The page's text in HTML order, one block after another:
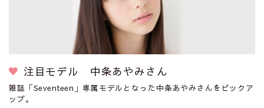
注目モデル 中条あやみさん
雑誌「Seventeen」専属モデルとなった中条あやみさんをピックア
ップ。